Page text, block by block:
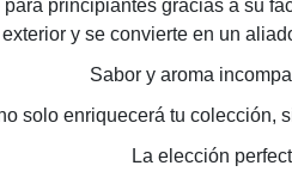
principiantes gracias a su
y se convierte en un
Sabor y aroma
solo enriquecerá tu
La elección